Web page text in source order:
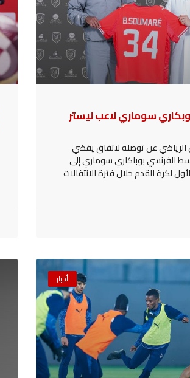
سوماري لاعب ليستر
الرياضي عن توصله لاتفاق يقضي
الفرنسي بوباكاري سوماري إلى
لكرة القدم خلال فترة الانتقالات
أخبار